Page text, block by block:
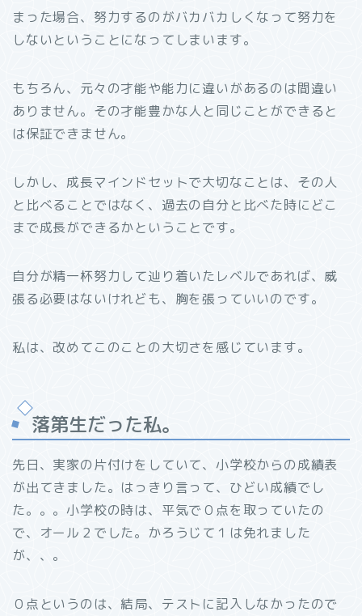
まった場合、努力するのがバカバカしくなって努力を
しないということになってしまいます。
もちろん、元々の才能や能力に違いがあるのは間違い
ありません。その才能豊かな人と同じことができると
は保証できません。
しかし、成長マインドセットで大切なことは、その人
と比べることではなく、過去の自分と比べた時にどこ
まで成長ができるかということです。
自分が精一杯努力して辿り着いたレベルであれば、威
張る必要はないけれども、胸を張っていいのです。
私は、改めてこのことの大切さを感じています。
落第生だった私。
先日、実家の片付けをしていて、小学校からの成績表
が出てきました。はっきり言って、ひどい成績でし
た。。。小学校の時は、平気で０点を取っていたの
で、オール２でした。かろうじて１は免れました
が、、。
０点というのは、結局、テストに記入しなかったので